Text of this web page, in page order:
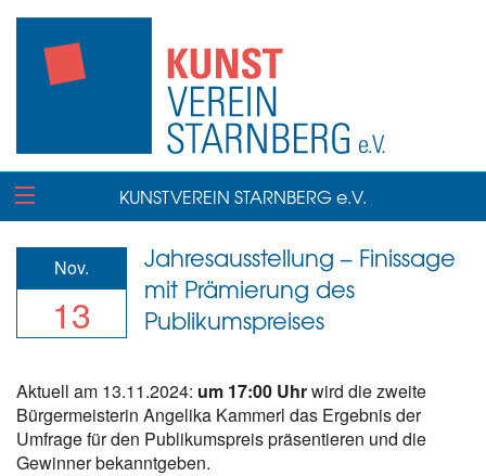
KUNSTVEREIN STARNBERG e.V.
Nov.
13
Jahresausstellung – Finissage
mit Prämierung des
Publikumspreises
Aktuell am 13.11.2024: um 17:00 Uhrwird die zweite
Bürgermeisterin Angelika Kammerl das Ergebnis der
Umfrage für den Publikumspreis präsentieren und die
Gewinner bekanntgeben.